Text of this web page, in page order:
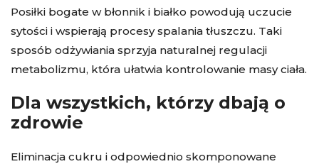
Posiłki bogate w błonnik i białko powodują uczucie
sytości i wspierają procesy spalania tłuszczu. Taki
sposób odżywiania sprzyja naturalnej regulacji
metabolizmu, która ułatwia kontrolowanie masy ciała.
Dla wszystkich, którzy dbają o
zdrowie
Eliminacja cukru i odpowiednio skomponowane